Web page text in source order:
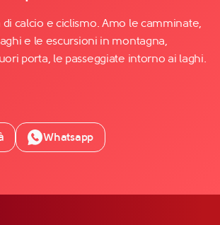
calcio e ciclismo. Amo le camminate,
e le escursioni in montagna,
porta, le passeggiate intorno ai laghi.
Whatsapp